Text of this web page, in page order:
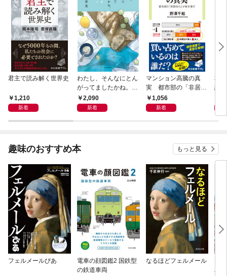
君主で読み解く世界史
1,210
新着
わたし、そんなにとん
がってましたかね。
獅子座、Ａ型、丙午は
めぐる
2,090
新着
マンション高騰の真
実 都市部の「非居住
化」が街を壊す
1,056
新着
私
紀
趣味のおすすめ本 もっと見る
フェルメールぴあ
電車の顔図鑑2 国鉄型
の鉄道車両
なるほどフェルメール
ハ